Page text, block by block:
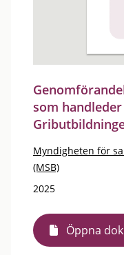
som
Myndigheten för
(MSB)
2025
Öppna